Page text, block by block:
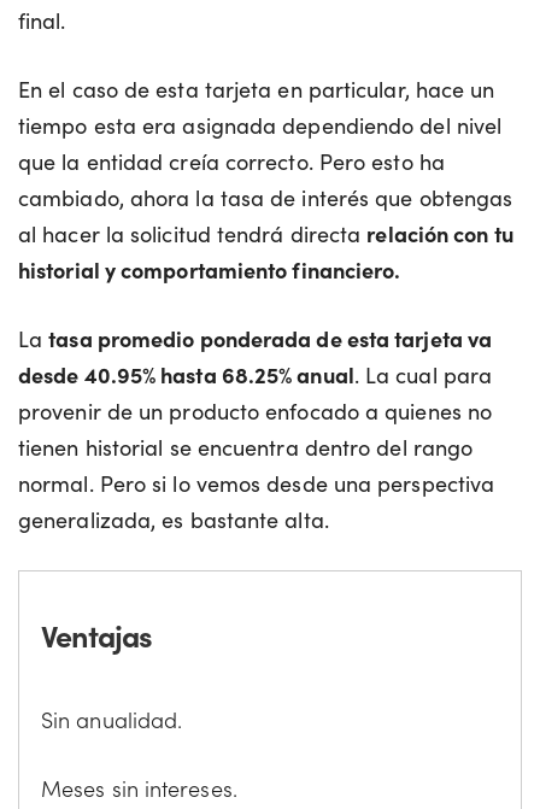
final.
En el caso de esta tarjeta en particular, hace un
tiempo esta era asignada dependiendo del nivel
que la entidad creía correcto. Pero esto ha
cambiado, ahora la tasa de interés que obtengas
al hacer la solicitud tendrá directa relación con tu
historial y comportamiento financiero.
Latasa promedio ponderada de esta tarjeta va
desde 40.95% hasta 68.25% anual. La cual para
provenir de un producto enfocado a quienes no
tienen historial se encuentra dentro del rango
normal. Pero si lo vemos desde una perspectiva
generalizada, es bastante alta.
Ventajas
Sin anualidad.
Meses sin intereses.